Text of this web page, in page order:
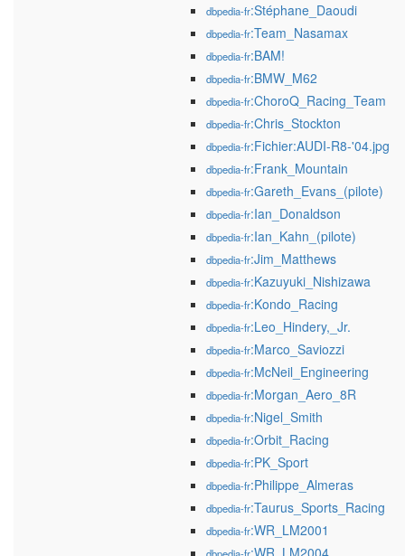
dbpedia-fr:Stéphane_Daoudi
dbpedia-fr:Team_Nasamax
dbpedia-fr:BAM!
dbpedia-fr:BMW_M62
dbpedia-fr:ChoroQ_Racing_Team
dbpedia-fr:Chris_Stockton
dbpedia-fr:Fichier:AUDI-R8-'04.jpg
dbpedia-fr:Frank_Mountain
dbpedia-fr:Gareth_Evans_(pilote)
dbpedia-fr:Ian_Donaldson
dbpedia-fr:Ian_Kahn_(pilote)
dbpedia-fr:Jim_Matthews
dbpedia-fr:Kazuyuki_Nishizawa
dbpedia-fr:Kondo_Racing
dbpedia-fr:Leo_Hindery,_Jr.
dbpedia-fr:Marco_Saviozzi
dbpedia-fr:McNeil_Engineering
dbpedia-fr:Morgan_Aero_8R
dbpedia-fr:Nigel_Smith
dbpedia-fr:Orbit_Racing
dbpedia-fr:PK_Sport
dbpedia-fr:Philippe_Almeras
dbpedia-fr:Taurus_Sports_Racing
dbpedia-fr:WR_LM2001
:WR_LM2004